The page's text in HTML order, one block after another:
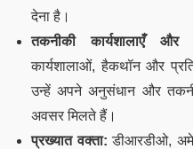
देना है।
तकनीकी कार्यशालाएँ और
कार्यशालाओं, हैकथॉन और
उन्हें अपने अनुसंधान और
अवसर मिलते हैं।
प्रख्यात वक्ता: डीआरडीओ,